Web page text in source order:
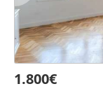
1.800€